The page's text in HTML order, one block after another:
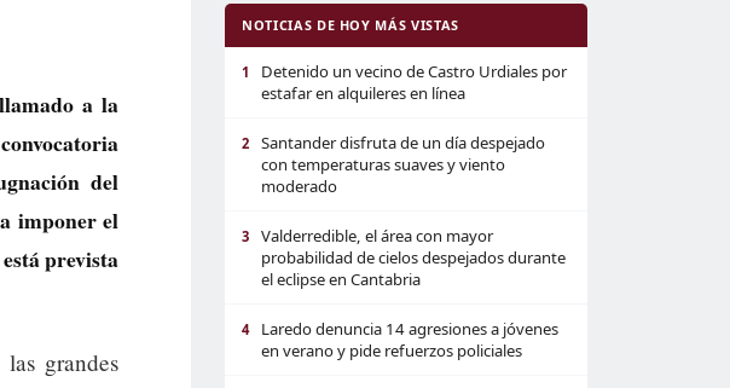
a la
del
imponer el
prevista
grandes
NOTICIAS DE HOY MÁS VISTAS
1
Detenido un vecino de Castro Urdiales por
estafar en alquileres en línea
2
Santander disfruta de un día despejado
con temperaturas suaves y viento
moderado
3
Valderredible, el área con mayor
probabilidad de cielos despejados durante
el eclipse en Cantabria
4
Laredo denuncia 14 agresiones a jóvenes
en verano y pide refuerzos policiales